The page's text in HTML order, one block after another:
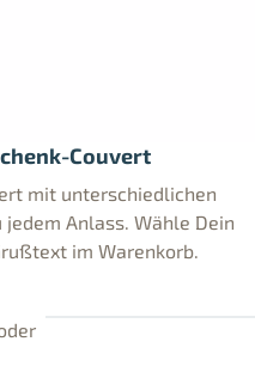
Couvert
mit unterschiedlichen
jedem Anlass. Wähle Dein
im Warenkorb.